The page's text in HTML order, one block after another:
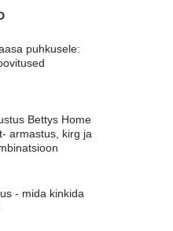
puhkusele:
Bettys Home
armastus, kirg ja
- mida kinkida